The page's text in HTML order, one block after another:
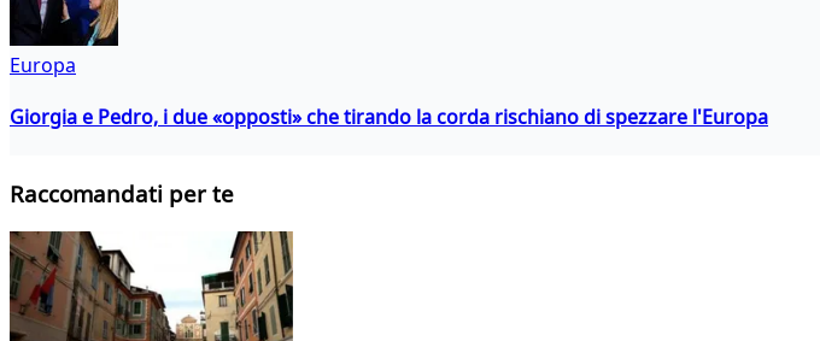
Europa
Giorgia e Pedro, i due «opposti» che tirando la corda rischiano di spezzare l'Europa
Raccomandati per te